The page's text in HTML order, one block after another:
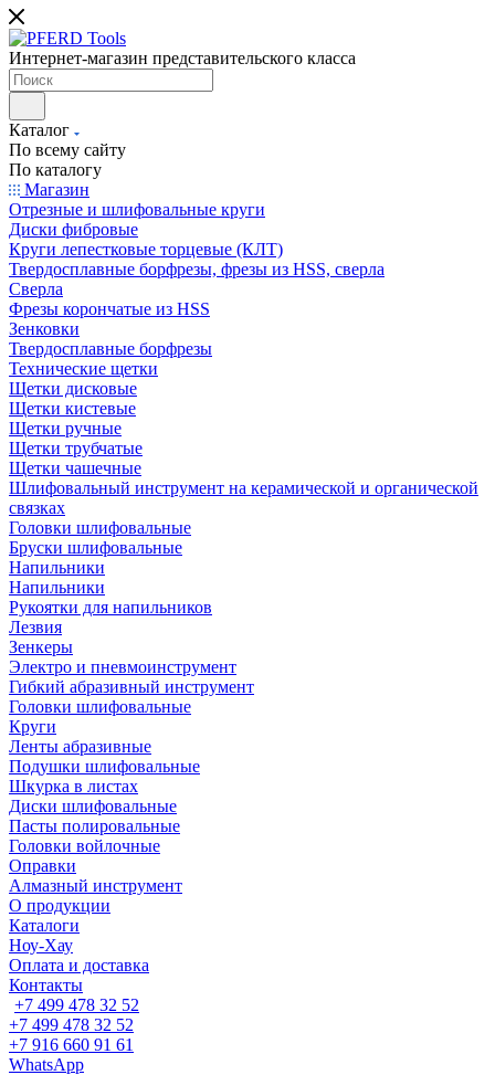
Интернет-магазин представительского класса
Каталог
По всему сайту
По каталогу
Магазин
Отрезные и шлифовальные круги
Диски фибровые
Круги лепестковые торцевые (КЛТ)
Твердосплавные борфрезы, фрезы из HSS, сверла
Сверла
Фрезы корончатые из HSS
Зенковки
Твердосплавные борфрезы
Технические щетки
Щетки дисковые
Щетки кистевые
Щетки ручные
Щетки трубчатые
Щетки чашечные
Шлифовальный инструмент на керамической и органической
связках
Головки шлифовальные
Бруски шлифовальные
Напильники
Напильники
Рукоятки для напильников
Лезвия
Зенкеры
Электро и пневмоинструмент
Гибкий абразивный инструмент
Головки шлифовальные
Круги
Ленты абразивные
Подушки шлифовальные
Шкурка в листах
Диски шлифовальные
Пасты полировальные
Головки войлочные
Оправки
Алмазный инструмент
О продукции
Каталоги
Ноу-Хау
Оплата и доставка
Контакты
+7 499 478 32 52
+7 499 478 32 52
+7 916 660 91 61
WhatsApp